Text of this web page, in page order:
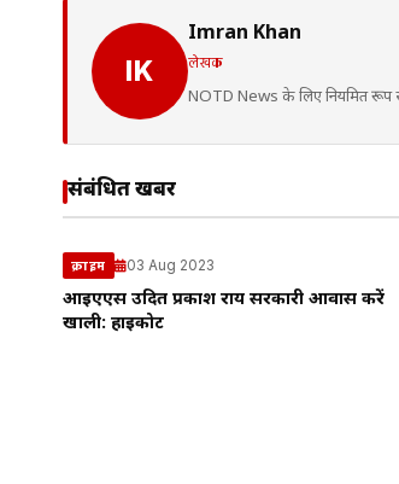
IK
Imran Khan
लेखक
NOTD News के लिए नियमित रूप
संबंधित खबरें
क्राइम 03 Aug 2023
आईएएस उदित प्रकाश राय सरकारी आवास करें
खाली: हाईकोर्ट